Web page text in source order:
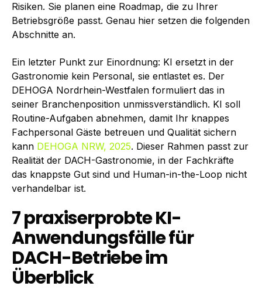
Risiken. Sie planen eine Roadmap, die zu Ihrer
Betriebsgröße passt. Genau hier setzen die folgenden
Abschnitte an.
Ein letzter Punkt zur Einordnung: KI ersetzt in der
Gastronomie kein Personal, sie entlastet es. Der
DEHOGA Nordrhein-Westfalen formuliert das in
seiner Branchenposition unmissverständlich. KI soll
Routine-Aufgaben abnehmen, damit Ihr knappes
Fachpersonal Gäste betreuen und Qualität sichern
kann DEHOGA NRW, 2025. Dieser Rahmen passt zur
Realität der DACH-Gastronomie, in der Fachkräfte
das knappste Gut sind und Human-in-the-Loop nicht
verhandelbar ist.
7 praxiserprobte KI-
Anwendungsfälle für
DACH-Betriebe im
Überblick